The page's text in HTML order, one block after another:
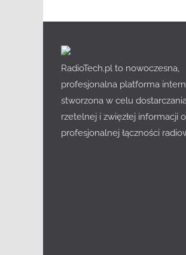
RadioTech.pl to nowoczesna,
profesjonalna platforma
stworzona w celu
rzetelnej i zwięzłej informacji
profesjonalnej łączności